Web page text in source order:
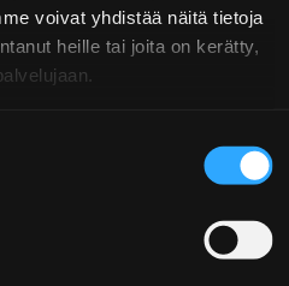
voivat yhdistää näitä tietoja
heille tai joita on kerätty,
voidaan käyttää myös
ja muita kolmansia
tai
Huolehdimme